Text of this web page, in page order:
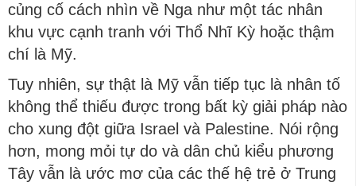
củng cố cách nhìn về Nga như một tác nhân
khu vực cạnh tranh với Thổ Nhĩ Kỳ hoặc thậm
chí là Mỹ.
Tuy nhiên, sự thật là Mỹ vẫn tiếp tục là nhân tố
không thể thiếu được trong bất kỳ giải pháp nào
cho xung đột giữa Israel và Palestine. Nói rộng
hơn, mong mỏi tự do và dân chủ kiểu phương
Tây vẫn là ước mơ của các thế hệ trẻ ở Trung